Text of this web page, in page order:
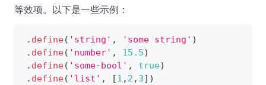
等效项。以下是一些示例：
. define( 'string' , 'some string' )
. define( 'number' , 15.5)
. define( 'some-bool' , true)
. define( 'list' , [1 , 2 , 3] )